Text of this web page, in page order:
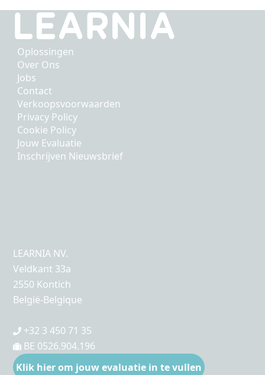
Oplossingen
Over Ons
Jobs
Contact
Verkoopsvoorwaarden
Privacy Policy
Cookie Policy
Jouw Evaluatie
Inschrijven Nieuwsbrief
LEARNIA NV.
Veldkant 33a
2550 Kontich
België-Belgique
+32 3 450 71 35
BE 0526.904.196
Klik hier om jouw evaluatie in te vullen